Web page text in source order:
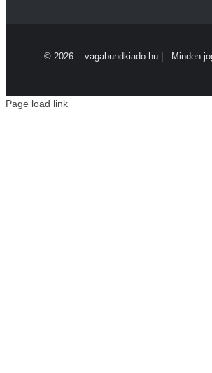
© 2026 - vagabundkiado.hu | Minden
Page load link